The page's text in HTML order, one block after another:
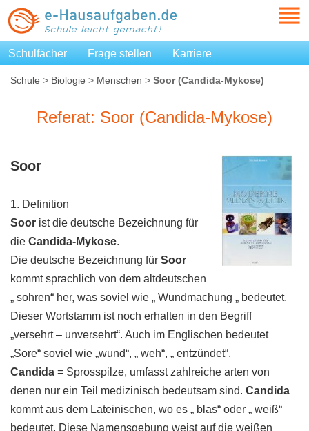
Schulfächer Frage stellen Karriere
Schule > Biologie > Menschen > Soor (Candida-Mykose)
Referat: Soor (Candida-Mykose)
Soor
1. Definition
Soor ist die deutsche Bezeichnung für
die Candida-Mykose.
Die deutsche Bezeichnung für Soor
kommt sprachlich von dem altdeutschen
„ sohren“ her, was soviel wie „ Wundmachung „ bedeutet.
Dieser Wortstamm ist noch erhalten in den Begriff
„versehrt – unversehrt“. Auch im Englischen bedeutet
„Sore“ soviel wie „wund“, „ weh“, „ entzündet“.
Candida = Sprosspilze, umfasst zahlreiche arten von
denen nur ein Teil medizinisch bedeutsam sind. Candida
kommt aus dem Lateinischen, wo es „ blas“ oder „ weiß“
bedeutet. Diese Namensgebung weist auf die weißen